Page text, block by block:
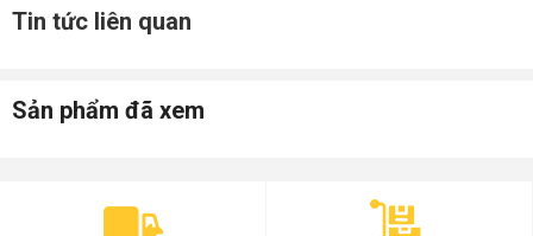
Tin tức liên quan
Sản phẩm đã xem